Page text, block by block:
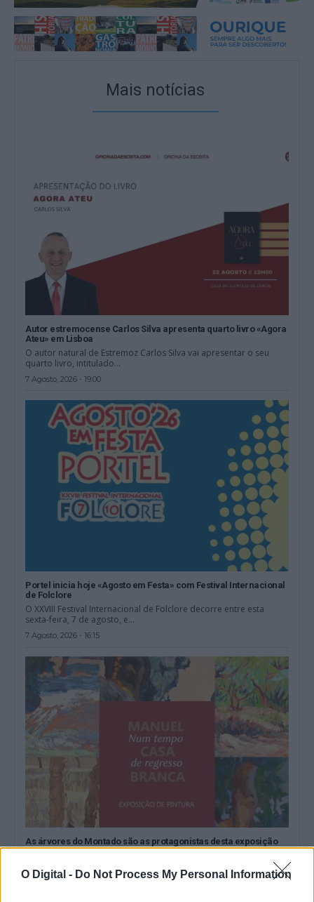
O Digital - Do Not Process My Personal Information
Mais notícias
Autor estremocense Carlos Silva apresenta quarto livro «Agora
Ateu» em Lisboa
O autor natural de Estremoz Carlos Silva vai apresentar o seu
quarto livro, intitulado...
7 Agosto, 2026 - 19:00
Portel inicia hoje «Agosto em Festa» com Festival Internacional
de Folclore
O XXVIII Festival Internacional de Folclore decorre entre esta
sexta-feira, 7 de agosto, e...
7 Agosto, 2026 - 16:15
As árvores do Montado são as protagonistas desta exposição
em Portel
A exposição de pintura «Num Tempo de Regresso», da autoria
de Manuel Casa Branca,...